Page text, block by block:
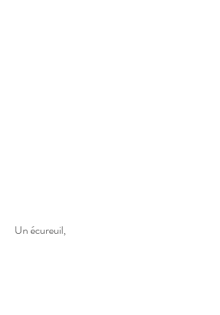
Un écureuil,